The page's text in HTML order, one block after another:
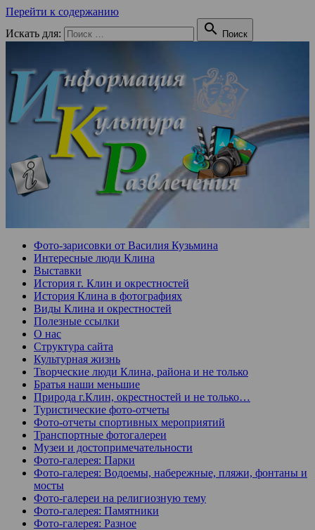
Перейти к содержанию
Искать для:
 Поиск
Фото-зарисовки от Василия Кузьмина
Интересные люди Клина
Выставки
История г. Клин и окрестностей
История Клина в фотографиях
Виды Клина и окрестностей
Полезные ссылки
О нас
Структура сайта
Культурная жизнь
Творческие люди Клина, района и не только
Братья наши меньшие
Природа г.Клин, окрестностей и не только…
Туристические фото-отчеты
Фото-отчеты спортивных мероприятий
Транспортные фотогалереи
Музеи и достопримечательности
Фото-галерея: Парки
Фото-галерея: Водоемы, набережные, пляжи, фонтаны и
мосты
Фото-галереи на религиозную тему
Фото-галерея: Памятники
Фото-галерея: Разное